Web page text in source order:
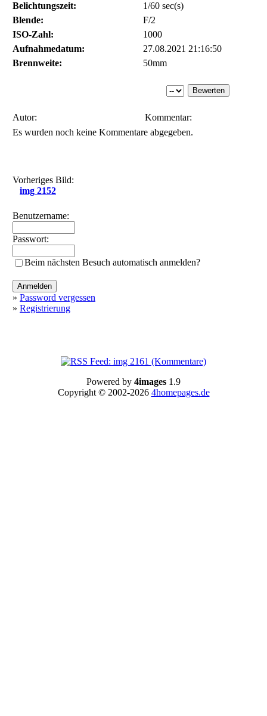
Belichtungszeit:
1/60 sec(s)
Blende:
F/2
ISO-Zahl:
1000
Aufnahmedatum:
27.08.2021 21:16:50
Brennweite:
50mm
Autor:
Kommentar:
Es wurden noch keine Kommentare abgegeben.
Vorheriges Bild:
img 2152
Benutzername:
Passwort:
Beim nächsten Besuch automatisch anmelden?
» Password vergessen
» Registrierung
Powered by 4images 1.9
Copyright © 2002-2026 4homepages.de